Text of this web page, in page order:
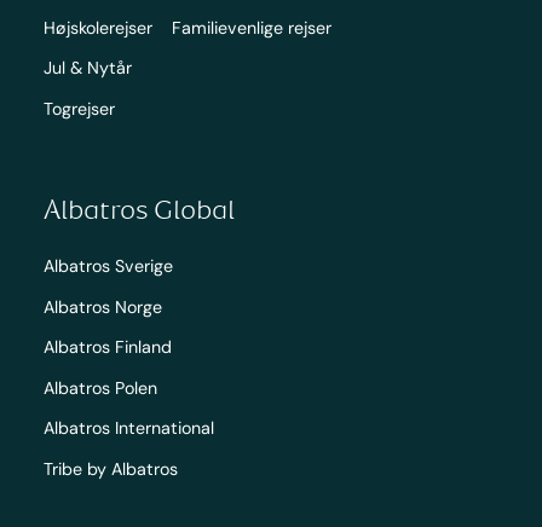
Højskolerejser
Jul & Nytår
Togrejser
Familievenlige rejser
Albatros Global
Albatros Sverige
Albatros Norge
Albatros Finland
Albatros Polen
Albatros International
Tribe by Albatros